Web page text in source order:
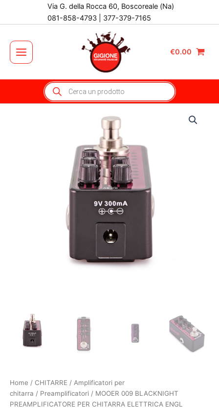
Via G. della Rocca 60, Boscoreale (Na)
081-858-4793 | 377-379-7165
Main
Menu
€0.00
Products
search
Home / CHITARRE / Amplificatori per
chitarra / Preamplificatori / MOOER 009 BLACKNIGHT
PREAMPLIFICATORE PER CHITARRA ELETTRICA ENGL